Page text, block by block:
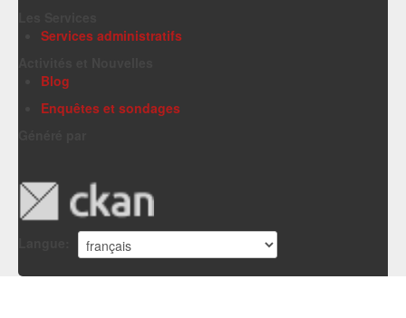
Services administratifs
Blog
Enquêtes et sondages